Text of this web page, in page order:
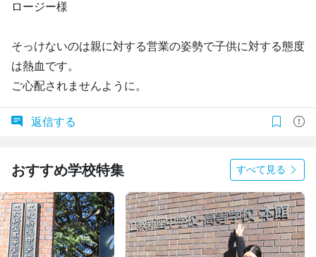
ロージー様
そっけないのは親に対する営業の姿勢で子供に対する態度
は熱血です。
ご心配されませんように。
返信する
おすすめ学校特集 すべて見る